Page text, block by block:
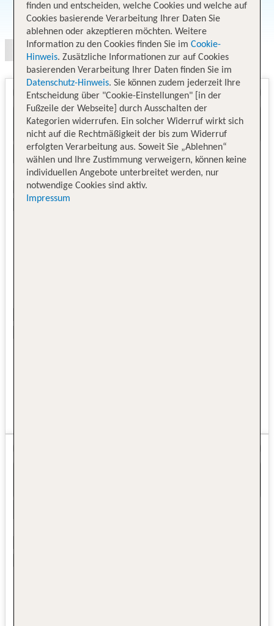
Angebotsauswahl
finden und entscheiden, welche Cookies und welche auf
Cookies basierende Verarbeitung Ihrer Daten Sie
ablehnen oder akzeptieren möchten. Weitere
Information zu den Cookies finden Sie im Cookie-
Hinweis. Zusätzliche Informationen zur auf Cookies
basierenden Verarbeitung Ihrer Daten finden Sie im
Datenschutz-Hinweis. Sie können zudem jederzeit Ihre
Entscheidung über "Cookie-Einstellungen" [in der
Fußzeile der Webseite] durch Ausschalten der
Kategorien widerrufen. Ein solcher Widerruf wirkt sich
nicht auf die Rechtmäßigkeit der bis zum Widerruf
erfolgten Verarbeitung aus. Soweit Sie „Ablehnen“
wählen und Ihre Zustimmung verweigern, können keine
individuellen Angebote unterbreitet werden, nur
notwendige Cookies sind aktiv.
Impressum